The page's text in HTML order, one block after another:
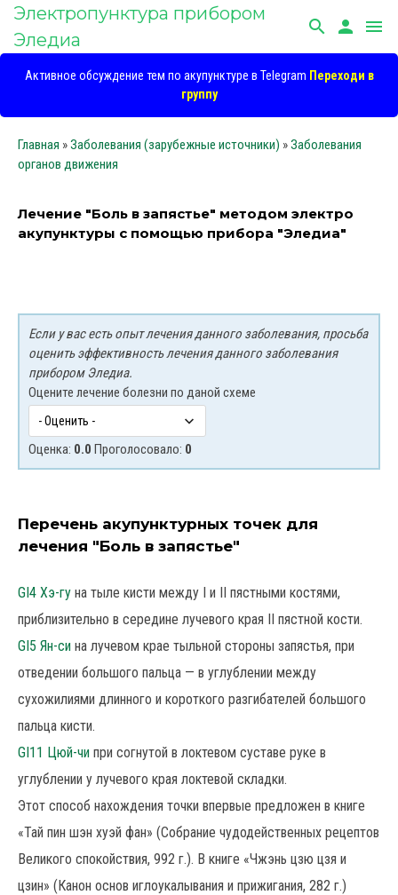
Электропунктура прибором
Эледиа
search person menu
Активное обсуждение тем по акупунктуре в Telegram Переходи в
группу
Главная »Заболевания (зарубежные источники) »Заболевания
органов движения
Лечение "Боль в запястье" методом электро
акупунктуры с помощью прибора "Эледиа"
Если у вас есть опыт лечения данного заболевания, просьба
оценить эффективность лечения данного заболевания
прибором Эледиа.
Оцените лечение болезни по даной схеме
Оценка: 0.0 Проголосовало: 0
Перечень акупунктурных точек для
лечения "Боль в запястье"
GI4 Хэ-гу на тыле кисти между I и II пястными костями,
приблизительно в середине лучевого края II пястной кости.
GI5 Ян-си на лучевом крае тыльной стороны запястья, при
отведении большого пальца — в углублении между
сухожилиями длинного и короткого разгибателей большого
пальца кисти.
GI11 Цюй-чи при согнутой в локтевом суставе руке в
углублении у лучевого края локтевой складки.
Этот способ нахождения точки впервые предложен в книге
«Тай пин шэн хуэй фан» (Собрание чудодейственных рецептов
Великого спокойствия, 992 г.). В книге «Чжэнь цзю цзя и
цзин» (Канон основ иглоукалывания и прижигания, 282 г.)